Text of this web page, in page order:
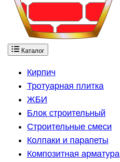
Каталог
Кирпич
Тротуарная плитка
ЖБИ
Блок строительный
Строительные смеси
Колпаки и парапеты
Композитная арматура